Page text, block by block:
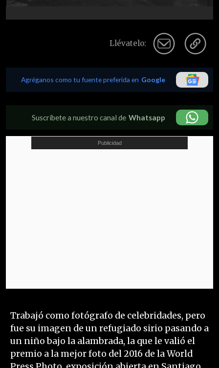
Llévatelo:
Agréganos como tu fuente preferida en Google
Suscríbete a nuestro canal de Whatsapp
Trabajó como fotógrafo de celebridades, pero
fue su imagen de un refugiado sirio pasando a
un niño bajo la alambrada, la que le valió el
premio a la mejor foto del 2016 de la World